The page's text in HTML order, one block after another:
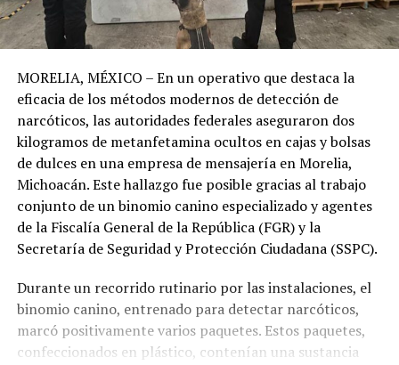
MORELIA, MÉXICO – En un operativo que destaca la
eficacia de los métodos modernos de detección de
narcóticos, las autoridades federales aseguraron dos
kilogramos de metanfetamina ocultos en cajas y bolsas
de dulces en una empresa de mensajería en Morelia,
Michoacán. Este hallazgo fue posible gracias al trabajo
conjunto de un binomio canino especializado y agentes
de la Fiscalía General de la República (FGR) y la
Secretaría de Seguridad y Protección Ciudadana (SSPC).
Durante un recorrido rutinario por las instalaciones, el
binomio canino, entrenado para detectar narcóticos,
marcó positivamente varios paquetes. Estos paquetes,
confeccionados en plástico, contenían una sustancia